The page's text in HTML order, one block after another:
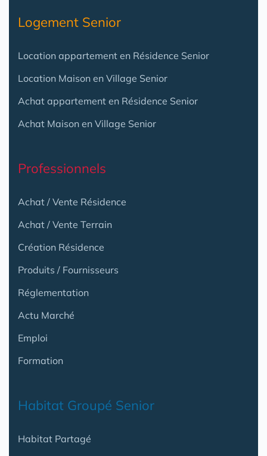
Logement Senior
Location appartement en Résidence Senior
Location Maison en Village Senior
Achat appartement en Résidence Senior
Achat Maison en Village Senior
Professionnels
Achat / Vente Résidence
Achat / Vente Terrain
Création Résidence
Produits / Fournisseurs
Réglementation
Actu Marché
Emploi
Formation
Habitat Groupé Senior
Habitat Partagé